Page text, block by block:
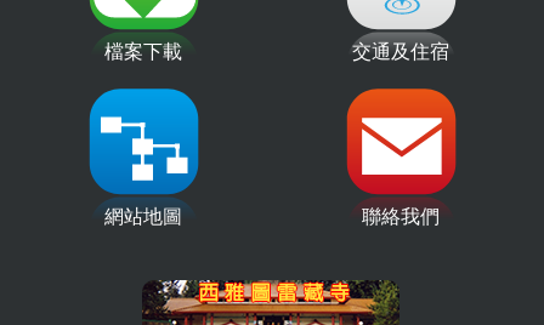
檔案下載 交通及住宿
網站地圖 聯絡我們